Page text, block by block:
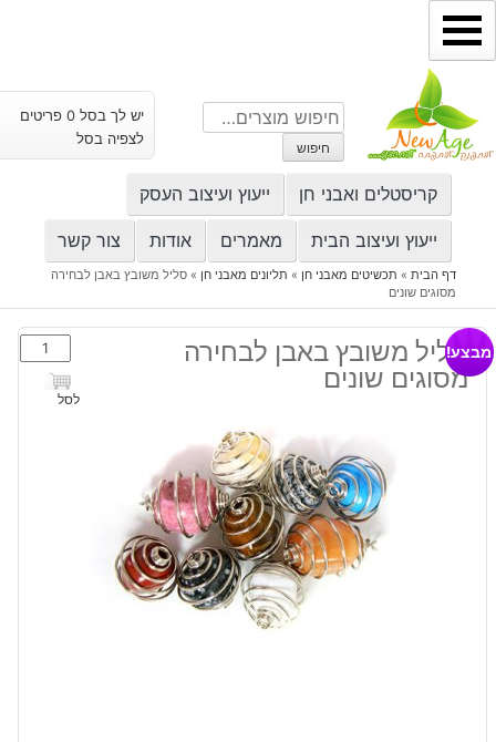
דילוג
לתוכן
חיפוש
עבור:
חיפוש
יש לך בסל 0 פריטים
לצפיה בסל
קריסטלים ואבני חן ייעוץ ועיצוב העסק
ייעוץ ועיצוב הבית מאמרים אודות צור קשר
דף הבית» תכשיטים מאבני חן » תליונים מאבני חן » סליל משובץ באבן לבחירה
מסוגים שונים
סליל משובץ באבן לבחירה
מסוגים שונים
כמות
של
סליל
לסל
מבצע!